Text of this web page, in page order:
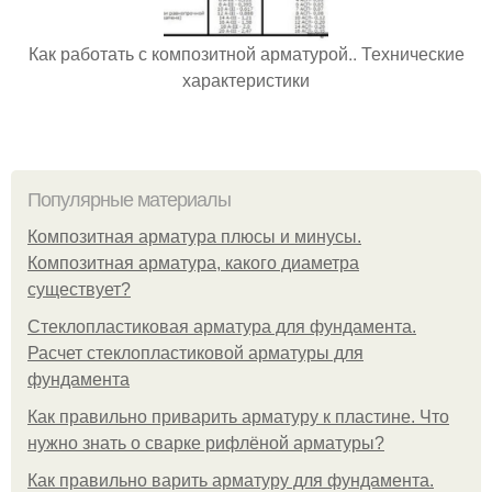
Как работать с композитной арматурой.. Технические
характеристики
Популярные материалы
Композитная арматура плюсы и минусы.
Композитная арматура, какого диаметра
существует?
Стеклопластиковая арматура для фундамента.
Расчет стеклопластиковой арматуры для
фундамента
Как правильно приварить арматуру к пластине. Что
нужно знать о сварке рифлёной арматуры?
Как правильно варить арматуру для фундамента.